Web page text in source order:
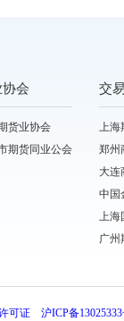
会
货业协会
期货同业公会
交
上海
郑州
大连
中国
上海
广州
可证 沪ICP备